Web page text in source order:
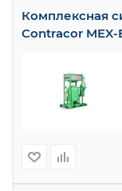
Комплексная
Contracor MEX-